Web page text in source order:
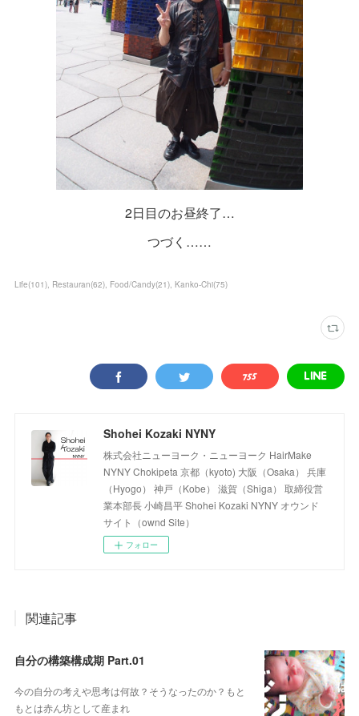
2日目のお昼終了…
つづく……
Life(101) Restauran(62) Food/Candy(21) Kanko-Chi(75)
Shohei Kozaki NYNY
株式会社ニューヨーク・ニューヨーク HairMake
NYNY Chokipeta 京都（kyoto) 大阪（Osaka） 兵庫
（Hyogo） 神戸（Kobe） 滋賀（Shiga） 取締役営
業本部長 小崎昌平 Shohei Kozaki NYNY オウンド
サイト（ownd Site）
フォロー
関連記事
自分の構築構成期 Part.01
今の自分の考えや思考は何故？そうなったのか？もと
もとは赤ん坊として産まれ